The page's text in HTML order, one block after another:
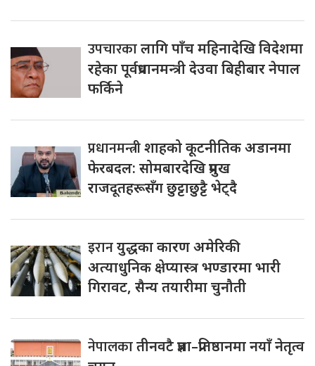
उपचारकालागि पाँच महिनादेखि विदेशमा
रहेका पूर्वप्रधानमन्त्री देउवा बिहीबार नेपाल
फर्किने
प्रधानमन्त्रीशाहको कूटनीतिक अडानमा
फेरबदल: सोमबारदेखि प्रमुख
राजदूतहरूसँग छुट्टाछुट्टै भेट्दै
इरानयुद्धका कारण अमेरिकी
अत्याधुनिक क्षेप्यास्त्र भण्डारमा भारी
गिरावट, सैन्य तयारीमा चुनौती
नेपालकातीनवटै प्रज्ञा–प्रतिष्ठानमा नयाँ नेतृत्व